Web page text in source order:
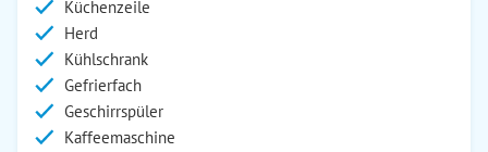
Küchenzeile
Herd
Kühlschrank
Gefrierfach
Geschirrspüler
Kaffeemaschine